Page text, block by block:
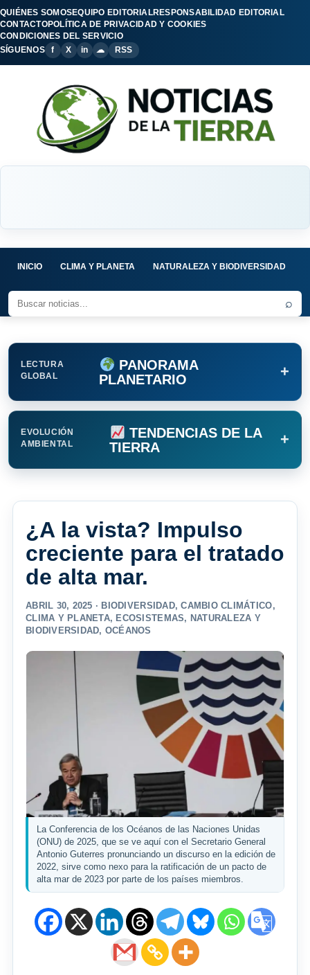
QUIÉNES SOMOSEQUIPO EDITORIALRESPONSABILIDAD EDITORIAL
CONTACTOPOLÍTICA DE PRIVACIDAD Y COOKIES
CONDICIONES DEL SERVICIO
SÍGUENOS
f X in ☁ RSS
INICIO CLIMA Y PLANETA NATURALEZA Y BIODIVERSIDAD
⌕
LECTURA
GLOBAL
PANORAMA
PLANETARIO
+
EVOLUCIÓN
AMBIENTAL
TENDENCIAS DE LA
TIERRA
+
¿A la vista? Impulso
creciente para el tratado
de alta mar.
ABRIL 30, 2025 · BIODIVERSIDAD,CAMBIO CLIMÁTICO,
CLIMA Y PLANETA, ECOSISTEMAS, NATURALEZA Y
BIODIVERSIDAD, OCÉANOS
La Conferencia de los Océanos de las Naciones Unidas
(ONU) de 2025, que se ve aquí con el Secretario General
Antonio Guterres pronunciando un discurso en la edición de
2022, sirve como nexo para la ratificación de un pacto de
alta mar de 2023 por parte de los países miembros.